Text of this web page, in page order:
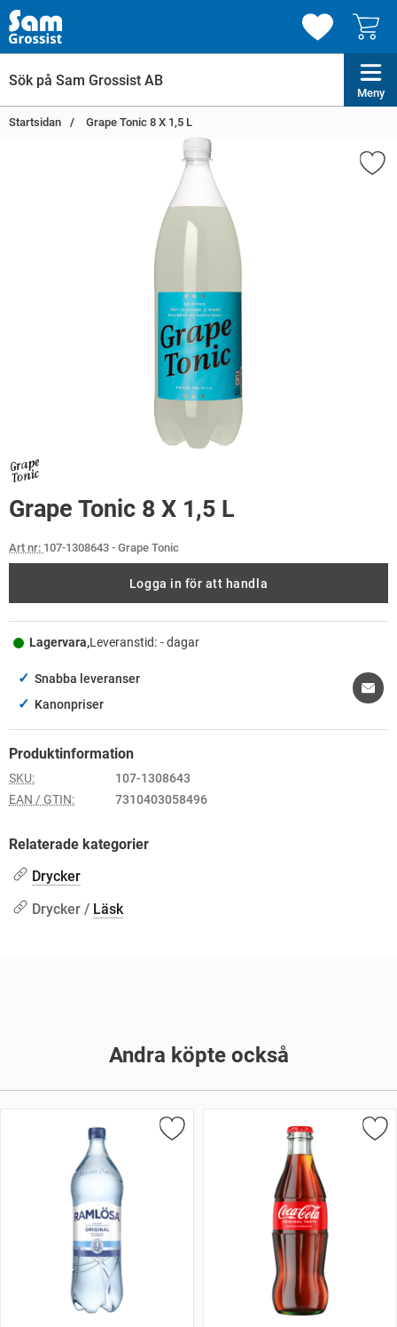
Meny
Startsidan Grape Tonic 8 X 1,5 L
Grape Tonic 8 X 1,5 L
Art nr: 107-1308643 - Grape Tonic
Logga in för att handla
Lagervara,Leveranstid: - dagar
✓ Snabba leveranser
✓ Kanonpriser
Produktinformation
SKU:
107-1308643
EAN / GTIN:
7310403058496
Relaterade kategorier
Drycker
Drycker / Läsk
Andra köpte också